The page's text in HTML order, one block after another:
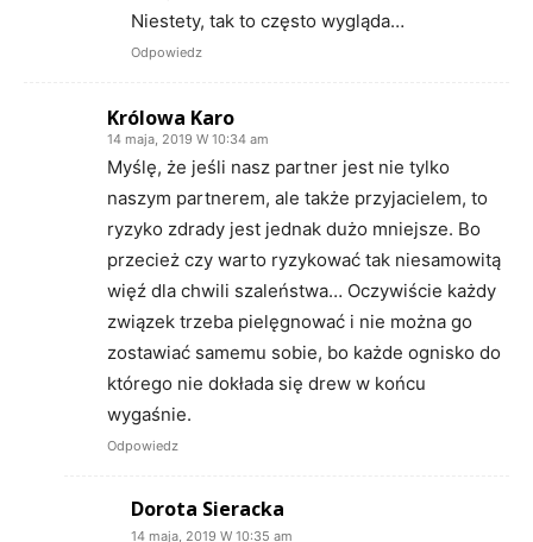
Niestety, tak to często wygląda…
Odpowiedz
Królowa Karo
14 maja, 2019 W 10:34 am
Myślę, że jeśli nasz partner jest nie tylko
naszym partnerem, ale także przyjacielem, to
ryzyko zdrady jest jednak dużo mniejsze. Bo
przecież czy warto ryzykować tak niesamowitą
więź dla chwili szaleństwa… Oczywiście każdy
związek trzeba pielęgnować i nie można go
zostawiać samemu sobie, bo każde ognisko do
którego nie dokłada się drew w końcu
wygaśnie.
Odpowiedz
Dorota Sieracka
14 maja, 2019 W 10:35 am